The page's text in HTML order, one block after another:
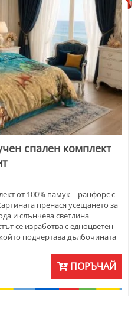
спален комплект
от 100% памук - ранфорс с
пренася усещането за
и слънчева светлина
се изработва с едноцветен
подчертава дълбочината
осигурява комфорт през
ПОРЪЧАЙ